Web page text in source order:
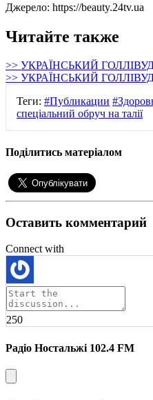
Джерело: https://beauty.24tv.ua
Читайте также
>> УКРАЇНСЬКИЙ
>> УКРАЇНСЬКИЙ
Теги: #Публикации
спеціальний обруч на талії
Поділитись матеріалом
Оставить комментарий
Connect with
250
Радіо Ностальжі 102.4 FM